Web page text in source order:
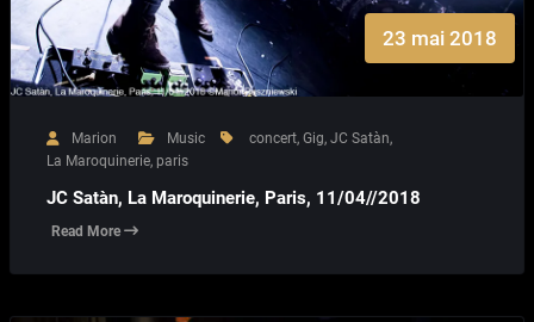
23 mai 2018
Marion Music concert, Gig, JC Satàn,
La Maroquinerie, paris
JC Satàn, La Maroquinerie, Paris, 11/04//2018
Read More